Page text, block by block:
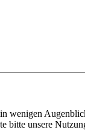
wenigen
unsere